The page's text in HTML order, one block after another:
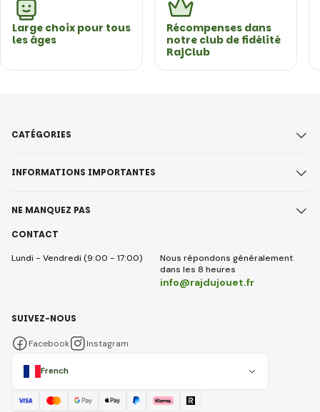
Large choix pour tous
les âges
Récompenses dans
notre club de fidélité
RajClub
CONTACT
Lundi - Vendredi (9:00 - 17:00)
Nous répondons généralement
dans les 8 heures
info@rajdujouet.fr
CATÉGORIES
INFORMATIONS IMPORTANTES
NE MANQUEZ PAS
French
SUIVEZ-NOUS
Facebook Instagram